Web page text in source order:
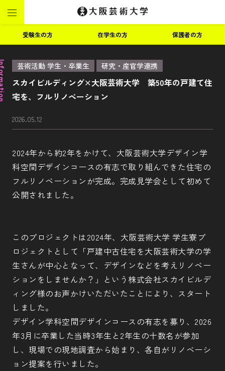
受験生の方 在学生の方 保護者の方
芸術活動 学生・卒業生 研究・産官学連携
スカイビルディング×大阪芸術大学 築50年の戸建て住
宅を、フルリノベーション
2026.05.12
2024年から約2年をかけて、大阪芸術大学デザイン学
科空間デザインコースの有志で取り組んできた住宅の
フルリノベーションが完成。完成見学会として初めて
公開されました。
このプロジェクトは2024年、大阪芸術大学 学生寮プ
ロジェクトとして「戸建中古住宅を大阪芸術大学の学
生さんが中心となって、デザインなどを考えリノベー
ションをしませんか？」という株式会社スカイビルデ
ィング様のお声かけいただいたことにより、スタート
しました。
デザイン学科空間デザインコースの有志を募り、2026
年3月に卒業した当時3年生と2年生の十数名が参加
し、現場での現地調査から始まり、各自がリノベーシ
ョン提案を行いました。